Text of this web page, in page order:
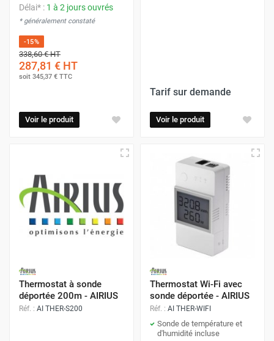
Délai* : 1 à 2 jours ouvrés
* généralement constaté
-15%
338,60 €HT
287,81 € HT
soit 345,37 € TTC
Voir le produit
Tarif sur demande
Voir le produit
Thermostat à sonde
déportée 200m - AIRIUS
Réf. : AI THER-S200
Thermostat Wi-Fi avec
sonde déportée - AIRIUS
Réf. : AI THER-WIFI
Sonde de température et
d'humidité incluse